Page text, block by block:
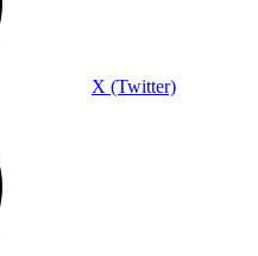
X (Twitter)